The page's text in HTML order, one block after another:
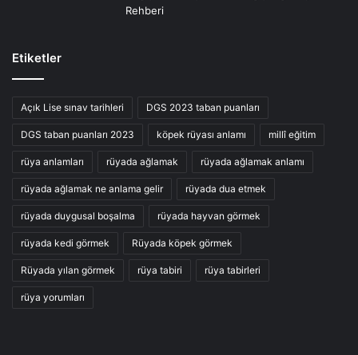
Etiketler
Açık Lise sınav tarihleri DGS 2023 taban puanları
DGS taban puanları 2023 köpek rüyası anlamı millî eğitim
rüya anlamları rüyada ağlamak rüyada ağlamak anlamı
rüyada ağlamak ne anlama gelir rüyada dua etmek
rüyada duygusal boşalma rüyada hayvan görmek
rüyada kedi görmek Rüyada köpek görmek
Rüyada yılan görmek rüya tabiri rüya tabirleri
rüya yorumları